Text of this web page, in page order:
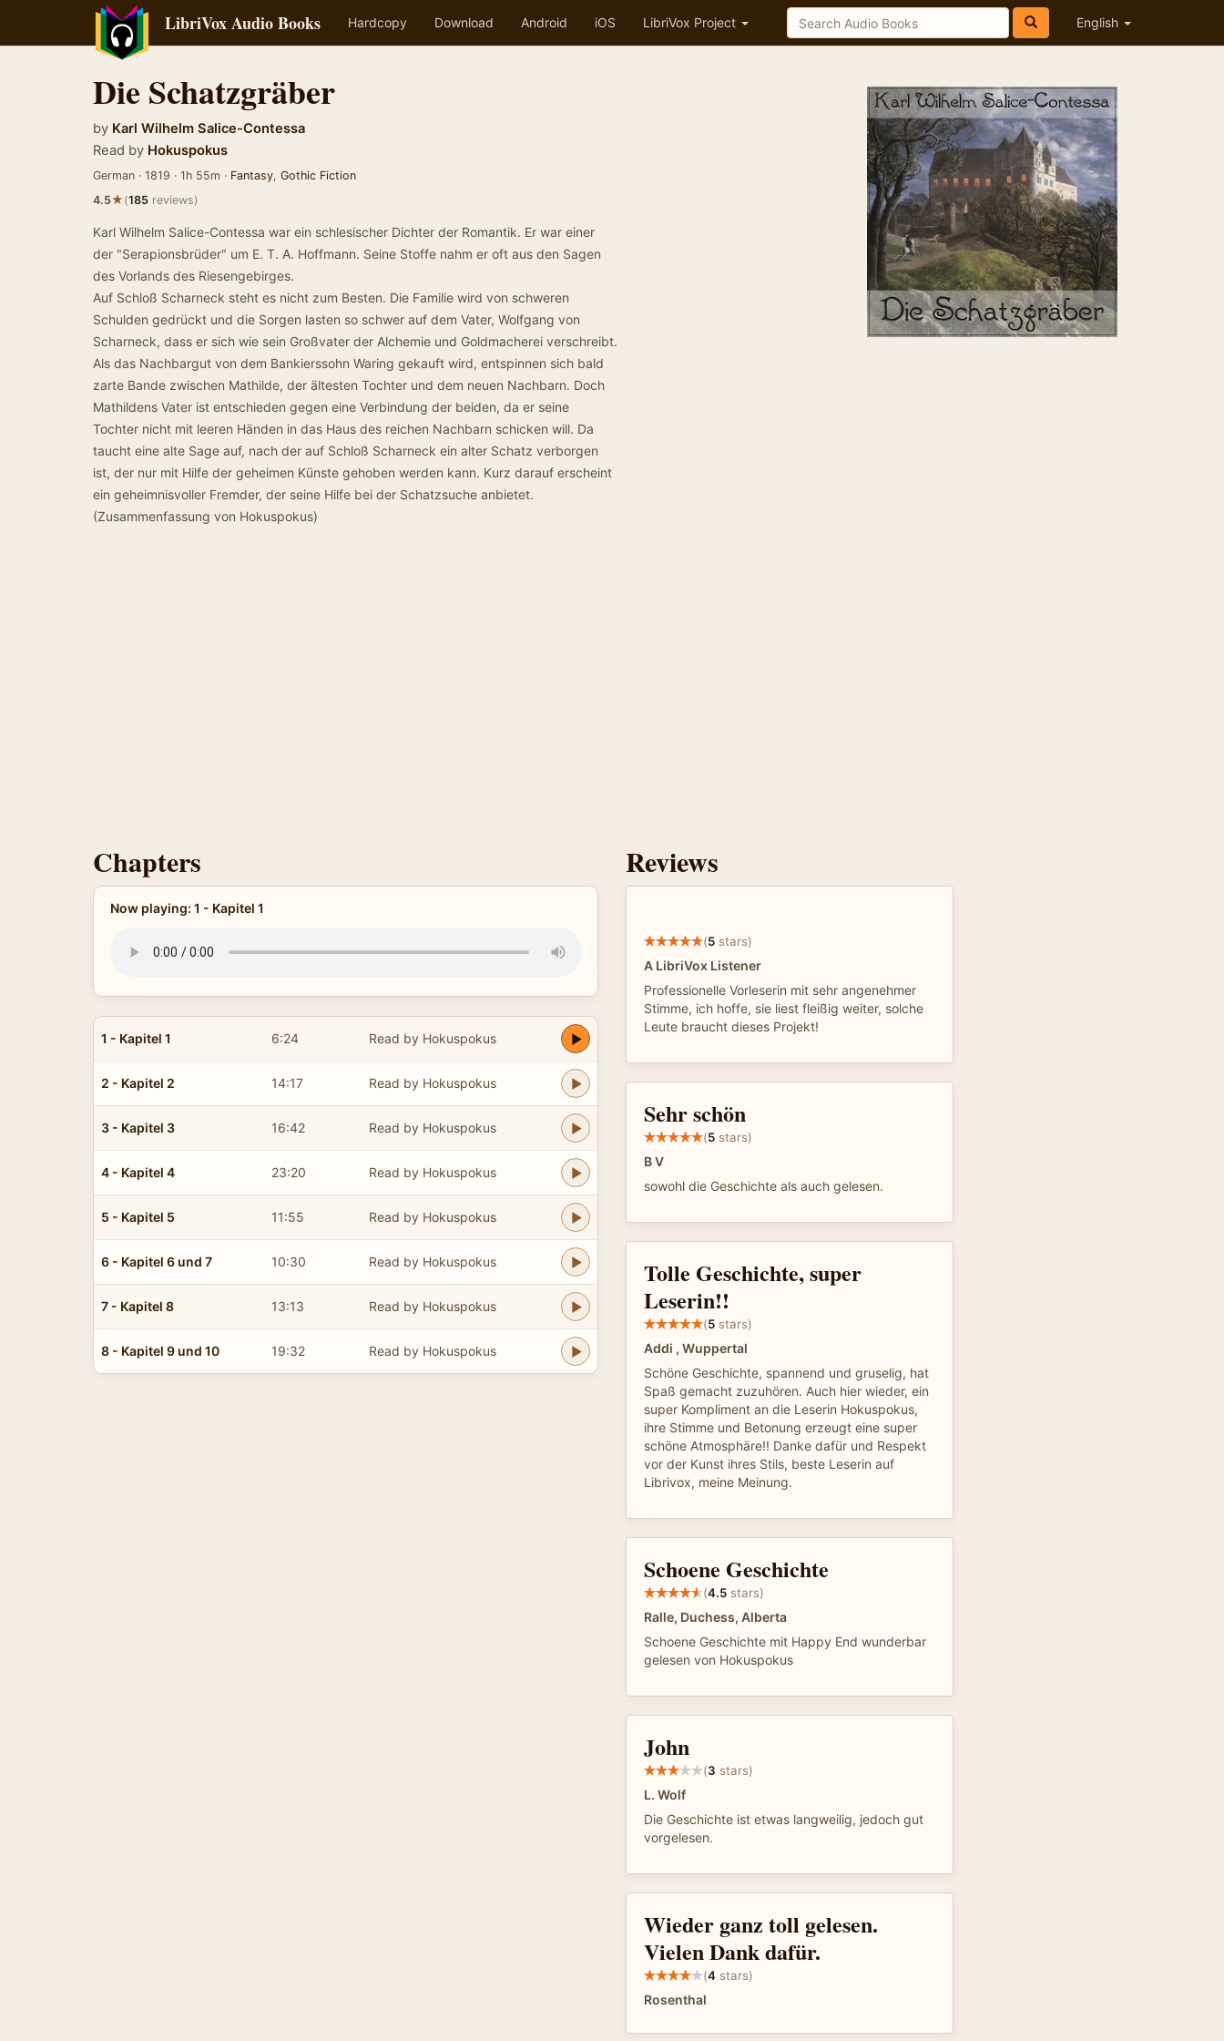
LibriVox Audio Books Hardcopy Download Android iOS LibriVox Project English
Die Schatzgräber
by Karl Wilhelm Salice-Contessa
Read by Hokuspokus
German · 1819 · 1h 55m · Fantasy, Gothic Fiction
4.5★(185 reviews)
Karl Wilhelm Salice-Contessa war ein schlesischer Dichter der Romantik. Er war einer
der "Serapionsbrüder" um E. T. A. Hoffmann. Seine Stoffe nahm er oft aus den Sagen
des Vorlands des Riesengebirges.
Auf Schloß Scharneck steht es nicht zum Besten. Die Familie wird von schweren
Schulden gedrückt und die Sorgen lasten so schwer auf dem Vater, Wolfgang von
Scharneck, dass er sich wie sein Großvater der Alchemie und Goldmacherei verschreibt.
Als das Nachbargut von dem Bankierssohn Waring gekauft wird, entspinnen sich bald
zarte Bande zwischen Mathilde, der ältesten Tochter und dem neuen Nachbarn. Doch
Mathildens Vater ist entschieden gegen eine Verbindung der beiden, da er seine
Tochter nicht mit leeren Händen in das Haus des reichen Nachbarn schicken will. Da
taucht eine alte Sage auf, nach der auf Schloß Scharneck ein alter Schatz verborgen
ist, der nur mit Hilfe der geheimen Künste gehoben werden kann. Kurz darauf erscheint
ein geheimnisvoller Fremder, der seine Hilfe bei der Schatzsuche anbietet.
(Zusammenfassung von Hokuspokus)
Chapters
Now playing: 1 - Kapitel 1
1 - Kapitel 1 6:24 Read by Hokuspokus
2 - Kapitel 2 14:17 Read by Hokuspokus
3 - Kapitel 3 16:42 Read by Hokuspokus
4 - Kapitel 4 23:20 Read by Hokuspokus
5 - Kapitel 5 11:55 Read by Hokuspokus
6 - Kapitel 6 und 7 10:30 Read by Hokuspokus
7 - Kapitel 8 13:13 Read by Hokuspokus
8 - Kapitel 9 und 10 19:32 Read by Hokuspokus
Reviews
(5 stars)
A LibriVox Listener
Professionelle Vorleserin mit sehr angenehmer
Stimme, ich hoffe, sie liest fleißig weiter, solche
Leute braucht dieses Projekt!
Sehr schön
(5 stars)
B V
sowohl die Geschichte als auch gelesen.
Tolle Geschichte, super
Leserin!!
(5 stars)
Addi , Wuppertal
Schöne Geschichte, spannend und gruselig, hat
Spaß gemacht zuzuhören. Auch hier wieder, ein
super Kompliment an die Leserin Hokuspokus,
ihre Stimme und Betonung erzeugt eine super
schöne Atmosphäre!! Danke dafür und Respekt
vor der Kunst ihres Stils, beste Leserin auf
Librivox, meine Meinung.
Schoene Geschichte
(4.5 stars)
Ralle, Duchess, Alberta
Schoene Geschichte mit Happy End wunderbar
gelesen von Hokuspokus
John
(3 stars)
L. Wolf
Die Geschichte ist etwas langweilig, jedoch gut
vorgelesen.
Wieder ganz toll gelesen.
Vielen Dank dafür.
(4 stars)
Rosenthal